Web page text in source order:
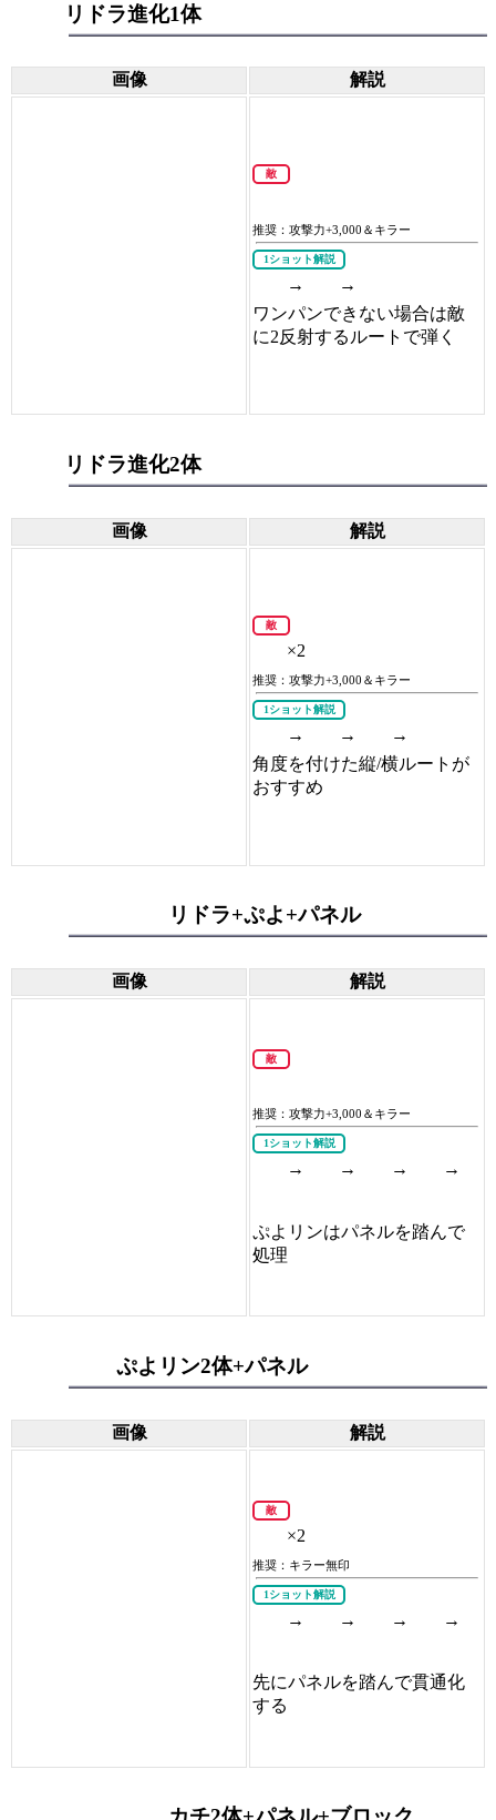
リドラ進化1体
画像 解説
敵
推奨：攻撃力+3,000＆キラー
1ショット解説
→
→
ワンパンできない場合は敵
に2反射するルートで弾く
リドラ進化2体
画像 解説
敵
×2
推奨：攻撃力+3,000＆キラー
1ショット解説
→ →
→
角度を付けた縦/横ルートが
おすすめ
リドラ+ぷよ+パネル
画像 解説
敵
推奨：攻撃力+3,000＆キラー
1ショット解説
→ → → →
ぷよリンはパネルを踏んで
処理
ぷよリン2体+パネル
画像 解説
敵
×2
推奨：キラー無印
1ショット解説
→ → → →
先にパネルを踏んで貫通化
する